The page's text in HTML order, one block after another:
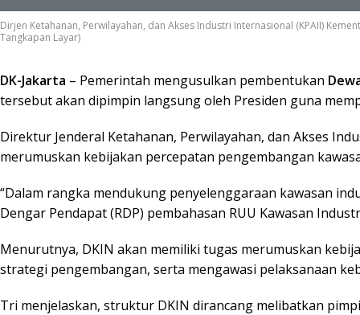
Dirjen Ketahanan, Perwilayahan, dan Akses Industri Internasional (KPAII)
Tangkapan Layar)
DK-Jakarta – Pemerintah mengusulkan pembentukan
tersebut akan dipimpin langsung oleh Presiden guna
Direktur Jenderal Ketahanan, Perwilayahan, dan Akses
merumuskan kebijakan percepatan pengembangan
“Dalam rangka mendukung penyelenggaraan kawasan
Dengar Pendapat (RDP) pembahasan RUU Kawasan
Menurutnya, DKIN akan memiliki tugas merumuskan
strategi pengembangan, serta mengawasi pelaksanaan
Tri menjelaskan, struktur DKIN dirancang melibatkan